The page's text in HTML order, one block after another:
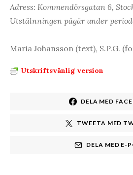
Adress: Kommendörsgatan 6,
Utstälnningen pågår under
Maria Johansson (text), S.P.G.
Utskriftsvänlig version
DELA MED
TWEETA MED
DELA MED E-